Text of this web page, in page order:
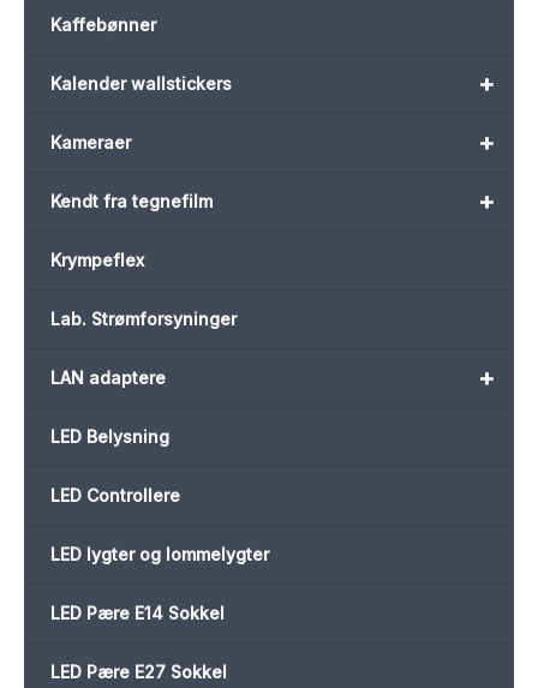
Kaffebønner
+
Kalender wallstickers
+
Kameraer
+
Kendt fra tegnefilm
Krympeflex
Lab. Strømforsyninger
+
LAN adaptere
LED Belysning
LED Controllere
LED lygter og lommelygter
LED Pære E14 Sokkel
LED Pære E27 Sokkel